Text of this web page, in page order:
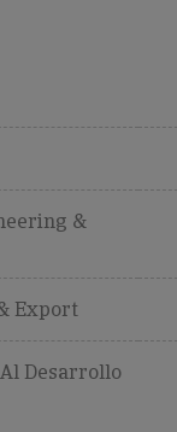
&
Export
Desarrollo